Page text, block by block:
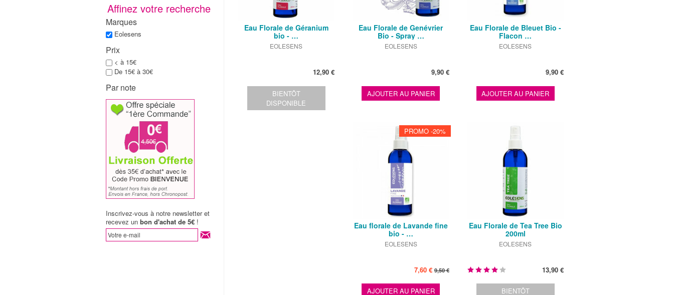
Eau Florale de Géranium
bio - …
EOLESENS
12,90 €
BIENTÔT
DISPONIBLE
Eau Florale de Genévrier
Bio - Spray …
EOLESENS
9,90 €
AJOUTER AU PANIER
Eau Florale de Bleuet Bio -
Flacon …
EOLESENS
9,90 €
AJOUTER AU PANIER
PROMO -20%
Eau florale de Lavande fine
bio - …
EOLESENS
7,60 € 9,50 €
AJOUTER AU PANIER
Eau Florale de Tea Tree Bio
200ml
EOLESENS
13,90 €
BIENTÔT
Affinez votre recherche
Marques
Eolesens
Prix
< à 15€
De 15€ à 30€
Par note
Inscrivez-vous à notre newsletter et
recevez unbon d'achat de 5€ !